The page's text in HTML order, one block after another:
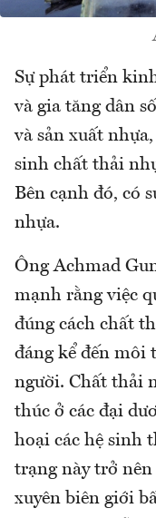
Sự phát triển
và gia tăng dân
và sản xuất
sinh chất thải
Bên cạnh đó, có
nhựa.
Ông Achmad
mạnh rằng việc
đúng cách chất
đáng kể đến môi
người. Chất thải
thúc ở các đại
hoại các hệ sinh
trạng này trở
xuyên biên giới